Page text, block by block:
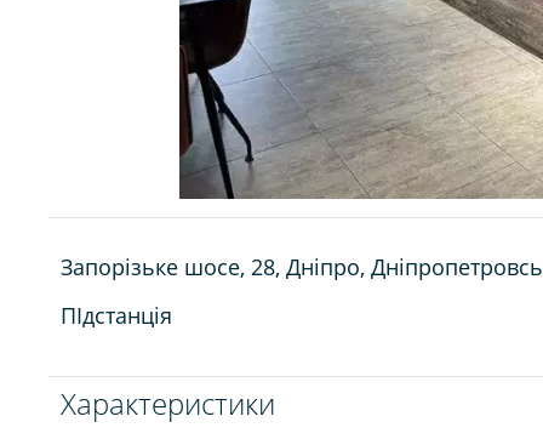
Запорізьке шосе, 28, Дніпро,
ПІдстанція
Характеристики